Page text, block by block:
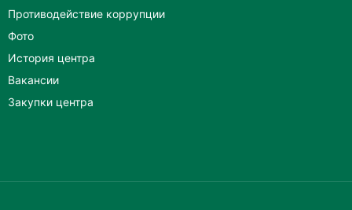
Противодействие коррупции
Фото
История центра
Вакансии
Закупки центра